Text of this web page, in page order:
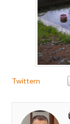
Twittern